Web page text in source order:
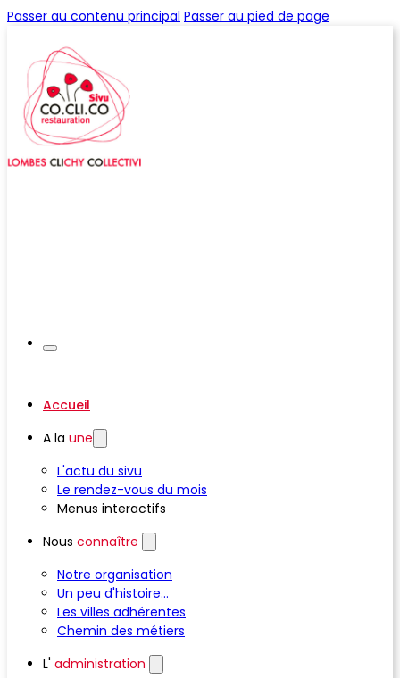
Passer au contenu principal Passer au pied de page
Accueil
A la une
L'actu du sivu
Le rendez-vous du mois
Menus interactifs
Nous connaître
Notre organisation
Un peu d'histoire...
Les villes adhérentes
Chemin des métiers
L' administration